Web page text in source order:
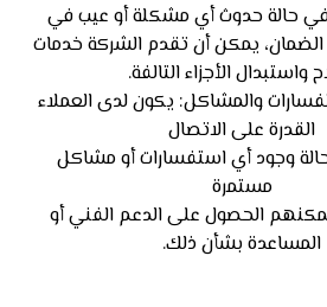
حالة حدوث أي مشكلة أو عيب في
الضمان، يمكن أن تقدم الشركة خدمات
واستبدال الأجزاء التالفة.
والمشاكل: يكون لدى العملاء
القدرة على الاتصال
وجود أي استفسارات أو مشاكل
مستمرة
الحصول على الدعم الفني أو
المساعدة بشأن ذلك.